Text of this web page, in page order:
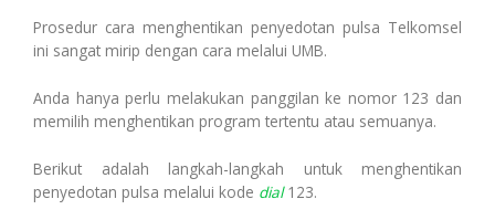
Prosedur cara menghentikan penyedotan pulsa Telkomsel
ini sangat mirip dengan cara melalui UMB.
Anda hanya perlu melakukan panggilan ke nomor 123 dan
memilih menghentikan program tertentu atau semuanya.
Berikut adalah langkah-langkah untuk menghentikan
penyedotan pulsa melalui kode dial123.